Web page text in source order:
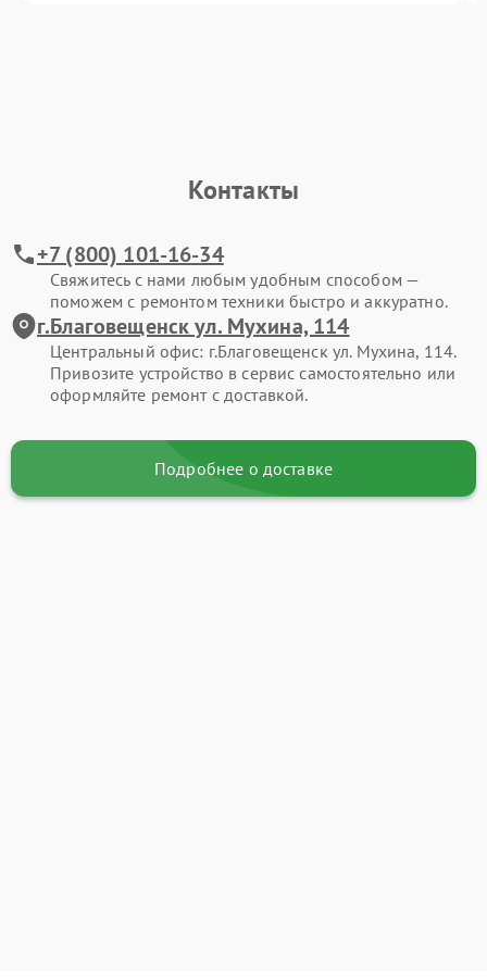
Контакты
+7 (800) 101-16-34
Свяжитесь с нами любым удобным способом —
поможем с ремонтом техники быстро и аккуратно.
г.Благовещенск ул. Мухина, 114
Центральный офис: г.Благовещенск ул. Мухина, 114.
Привозите устройство в сервис самостоятельно или
оформляйте ремонт с доставкой.
Подробнее о доставке